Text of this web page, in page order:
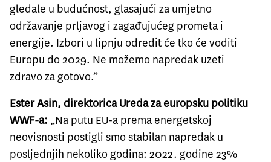
gledale u budućnost, glasajući za umjetno
održavanje prljavog i zagađujućeg prometa i
energije. Izbori u lipnju odredit će tko će voditi
Europu do 2029. Ne možemo napredak uzeti
zdravo za gotovo.”
Ester Asin, direktorica Ureda za europsku politiku
WWF-a: „Na putu EU-a prema energetskoj
neovisnosti postigli smo stabilan napredak u
posljednjih nekoliko godina: 2022. godine 23%